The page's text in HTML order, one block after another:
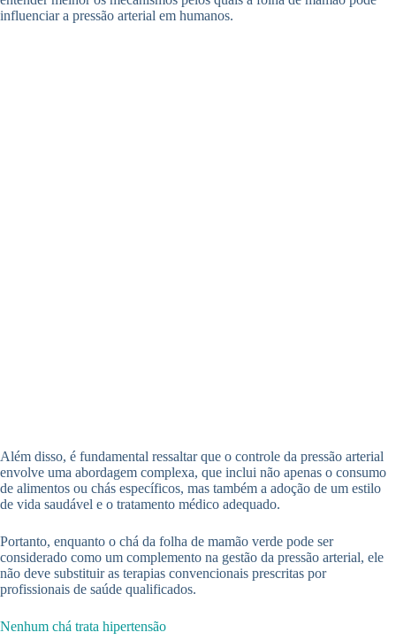
influenciar a pressão arterial em humanos.
Além disso, é fundamental ressaltar que o controle da pressão arterial
envolve uma abordagem complexa, que inclui não apenas o consumo
de alimentos ou chás específicos, mas também a adoção de um estilo
de vida saudável e o tratamento médico adequado.
Portanto, enquanto o chá da folha de mamão verde pode ser
considerado como um complemento na gestão da pressão arterial, ele
não deve substituir as terapias convencionais prescritas por
profissionais de saúde qualificados.
Nenhum chá trata hipertensão